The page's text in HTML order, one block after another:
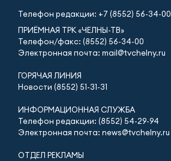
Телефон редакции: +7 (8552) 56-34-00
ПРИЁМНАЯ ТРК «ЧЕЛНЫ-ТВ»
Телефон/факс: (8552) 56-34-00
Электронная почта: mail@tvchelny.ru
ГОРЯЧАЯ ЛИНИЯ
Новости (8552) 51-31-31
ИНФОРМАЦИОННАЯ СЛУЖБА
Телефон редакции: (8552) 54-29-94
Электронная почта: news@tvchelny.ru
ОТДЕЛ РЕКЛАМЫ